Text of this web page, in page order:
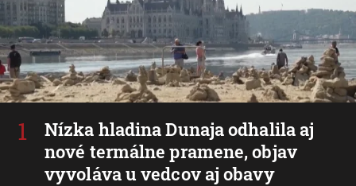
Nízka hladina Dunaja odhalila aj
nové termálne pramene, objav
vyvoláva u vedcov aj obavy